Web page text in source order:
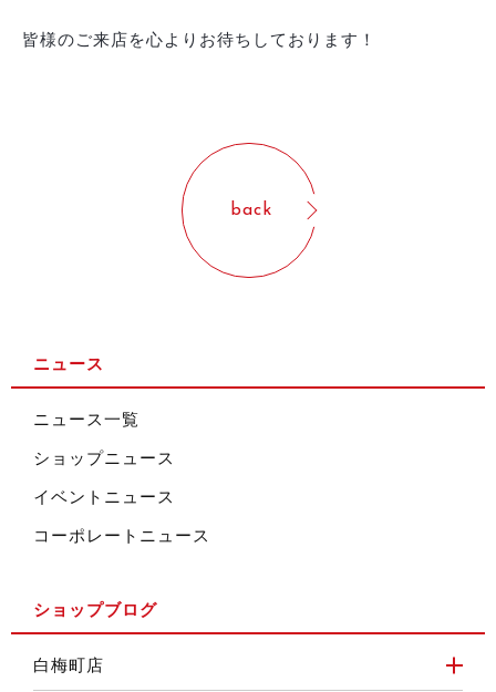
皆様のご来店を心よりお待ちしております！
back
ニュース
ニュース一覧
ショップニュース
イベントニュース
コーポレートニュース
ショップブログ
白梅町店